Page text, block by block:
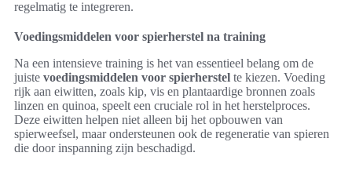
regelmatig te integreren.
Voedingsmiddelen voor spierherstel na training
Na een intensieve training is het van essentieel belang om de
juiste voedingsmiddelen voor spierherstel te kiezen. Voeding
rijk aan eiwitten, zoals kip, vis en plantaardige bronnen zoals
linzen en quinoa, speelt een cruciale rol in het herstelproces.
Deze eiwitten helpen niet alleen bij het opbouwen van
spierweefsel, maar ondersteunen ook de regeneratie van spieren
die door inspanning zijn beschadigd.